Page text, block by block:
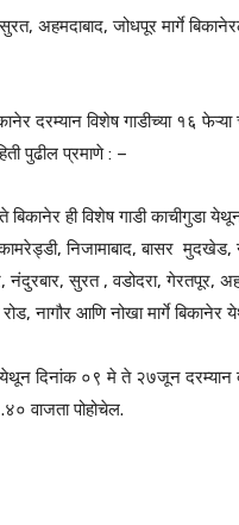
अहमदाबाद, जोधपूर मार्गे
दरम्यान विशेष गाडीच्या १६
पुढील प्रमाणे : –
ही विशेष गाडी काचीगुडा
निजामाबाद, बासर मुदखेड,
सुरत , वडोदरा, गेरतपूर,
नागौर आणि नोखा मार्गे बिकानेर
येथून दिनांक ०९ मे ते २७जून
वाजता पोहोचेल.